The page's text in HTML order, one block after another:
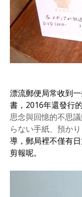
漂流郵便局常收到
書，2016年還發行
思念與回憶的不思
らない手紙、預かり
導，郵局裡不僅有
剪報呢。